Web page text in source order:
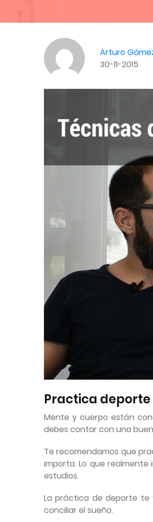
Arturo
30-11-2015
Practica deporte
Mente y cuerpo están
debes contar con una
Te recomendamos que
importa. Lo que
estudios.
La práctica de deporte te
conciliar el sueño.